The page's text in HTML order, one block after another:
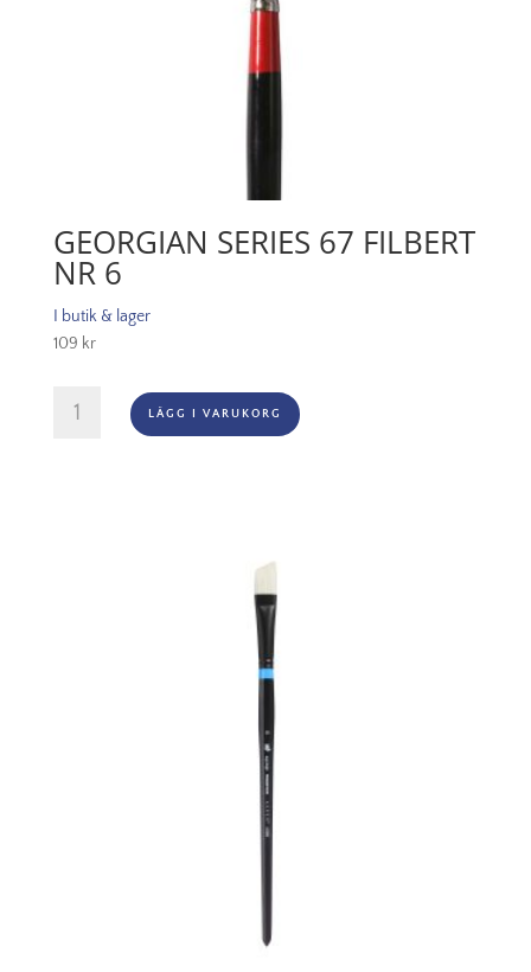
GEORGIAN SERIES 67 FILBERT
NR 6
I butik & lager
109 kr
Georgian
Series
LÄGG I VARUKORG